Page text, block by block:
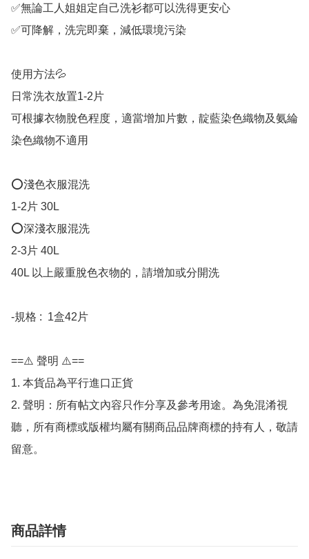
✅無論工人姐姐定自己洗衫都可以洗得更安心
✅可降解，洗完即棄，減低環境污染
使用方法💦
日常洗衣放置1-2片
可根據衣物脫色程度，適當增加片數，靛藍染色織物及氨綸
染色織物不適用
⭕淺色衣服混洗
1-2片 30L
⭕深淺衣服混洗
2-3片 40L
40L 以上嚴重脫色衣物的，請增加或分開洗
-規格 :  1盒42片
==⚠️ 聲明 ⚠️==
1. 本貨品為平行進口正貨
2. 聲明：所有帖文內容只作分享及參考用途。為免混淆視
聽，所有商標或版權均屬有關商品品牌商標的持有人，敬請
留意。
商品詳情